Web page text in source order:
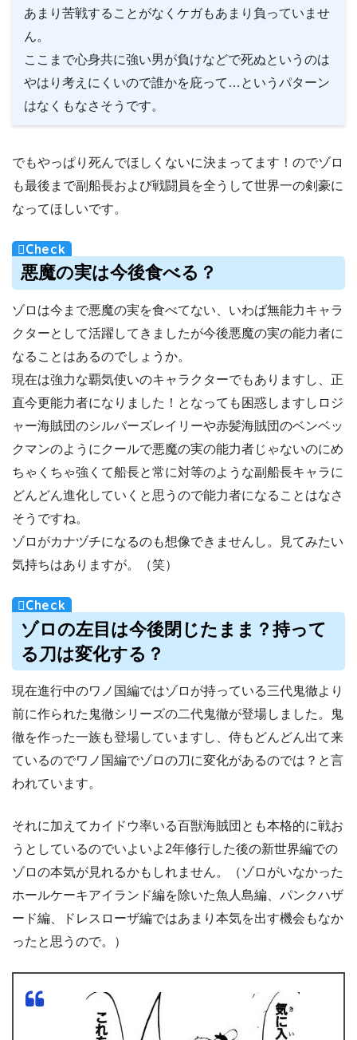
あまり苦戦することがなくケガもあまり負っていませ
ん。
ここまで心身共に強い男が負けなどで死ぬというのは
やはり考えにくいので誰かを庇って…というパターン
はなくもなさそうです。
でもやっぱり死んでほしくないに決まってます！のでゾロ
も最後まで副船長および戦闘員を全うして世界一の剣豪に
なってほしいです。
悪魔の実は今後食べる？
ゾロは今まで悪魔の実を食べてない、いわば無能力キャラ
クターとして活躍してきましたが今後悪魔の実の能力者に
なることはあるのでしょうか。
現在は強力な覇気使いのキャラクターでもありますし、正
直今更能力者になりました！となっても困惑しますしロジ
ャー海賊団のシルバーズレイリーや赤髪海賊団のベンベッ
クマンのようにクールで悪魔の実の能力者じゃないのにめ
ちゃくちゃ強くて船長と常に対等のような副船長キャラに
どんどん進化していくと思うので能力者になることはなさ
そうですね。
ゾロがカナヅチになるのも想像できませんし。見てみたい
気持ちはありますが。（笑）
ゾロの左目は今後閉じたまま？持って
る刀は変化する？
現在進行中のワノ国編ではゾロが持っている三代鬼徹より
前に作られた鬼徹シリーズの二代鬼徹が登場しました。鬼
徹を作った一族も登場していますし、侍もどんどん出て来
ているのでワノ国編でゾロの刀に変化があるのでは？と言
われています。
それに加えてカイドウ率いる百獣海賊団とも本格的に戦お
うとしているのでいよいよ2年修行した後の新世界編での
ゾロの本気が見れるかもしれません。（ゾロがいなかった
ホールケーキアイランド編を除いた魚人島編、パンクハザ
ード編、ドレスローザ編ではあまり本気を出す機会もなか
ったと思うので。）